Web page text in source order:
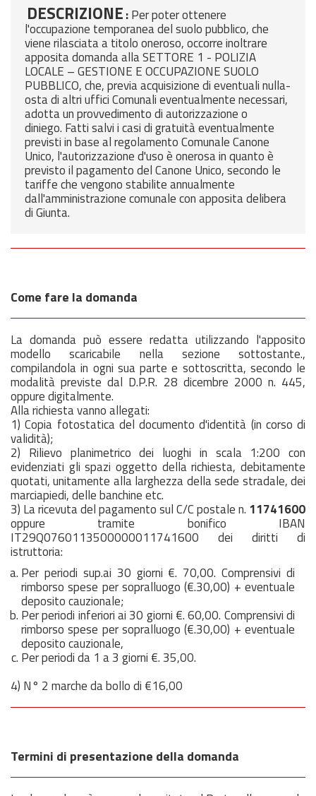
DESCRIZIONE:Per poter ottenere
l'occupazione temporanea del suolo pubblico, che
viene rilasciata a titolo oneroso, occorre inoltrare
apposita domanda alla SETTORE 1 - POLIZIA
LOCALE – GESTIONE E OCCUPAZIONE SUOLO
PUBBLICO, che, previa acquisizione di eventuali nulla-
osta di altri uffici Comunali eventualmente necessari,
adotta un provvedimento di autorizzazione o
diniego. Fatti salvi i casi di gratuità eventualmente
previsti in base al regolamento Comunale Canone
Unico, l'autorizzazione d'uso è onerosa in quanto è
previsto il pagamento del Canone Unico, secondo le
tariffe che vengono stabilite annualmente
dall'amministrazione comunale con apposita delibera
di Giunta.
Come fare la domanda
La domanda può essere redatta utilizzando l'apposito
modello scaricabile nella sezione sottostante.,
compilandola in ogni sua parte e sottoscritta, secondo le
modalità previste dal D.P.R. 28 dicembre 2000 n. 445,
oppure digitalmente.
Alla richiesta vanno allegati:
1) Copia fotostatica del documento d'identità (in corso di
validità);
2) Rilievo planimetrico dei luoghi in scala 1:200 con
evidenziati gli spazi oggetto della richiesta, debitamente
quotati, unitamente alla larghezza della sede stradale, dei
marciapiedi, delle banchine etc.
3) La ricevuta del pagamento sul C/C postale n. 11741600
oppure tramite bonifico IBAN
IT29Q0760113500000011741600 dei diritti di
istruttoria:
Per periodi sup.ai 30 giorni €. 70,00. Comprensivi di
rimborso spese per sopralluogo (€.30,00) + eventuale
deposito cauzionale;
Per periodi inferiori ai 30 giorni €. 60,00. Comprensivi di
rimborso spese per sopralluogo (€.30,00) + eventuale
deposito cauzionale,
Per periodi da 1 a 3 giorni €. 35,00.
4) N° 2 marche da bollo di €16,00
Termini di presentazione della domanda